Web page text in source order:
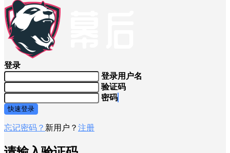
登录
登录用户名
验证码
密码
快速登录
忘记密码？ 新用户？ 注册